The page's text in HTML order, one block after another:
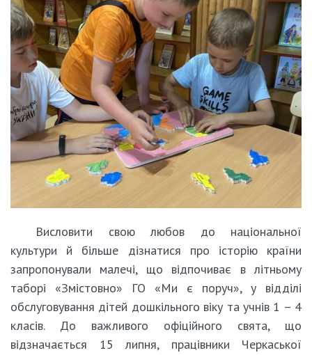
Висловити свою любов до національної
культури й більше дізнатися про історію країни
запропонували малечі, що відпочиває в літньому
таборі «Змістовно» ГО «Ми є поруч», у відділі
обслуговування дітей дошкільного віку та учнів 1 – 4
класів. До важливого офіційного свята, що
відзначається 15 липня, працівники Черкаської